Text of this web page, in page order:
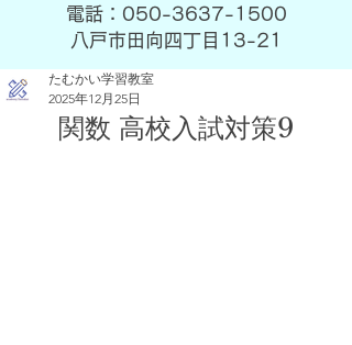
​電話：050-3637-1500
​八戸市田向四丁目13-21
たむかい学習教室
2025年12月25日
関数 高校入試対策9